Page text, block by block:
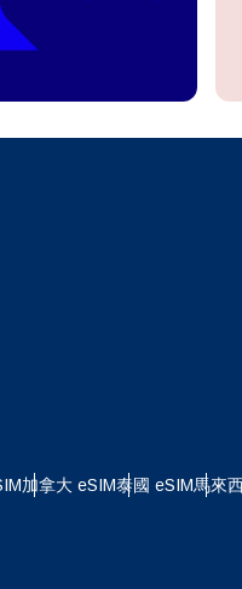
my eSim?
start by checking if
you with a QR code or
加拿大 eSIM泰國 eSIM馬來
登入或